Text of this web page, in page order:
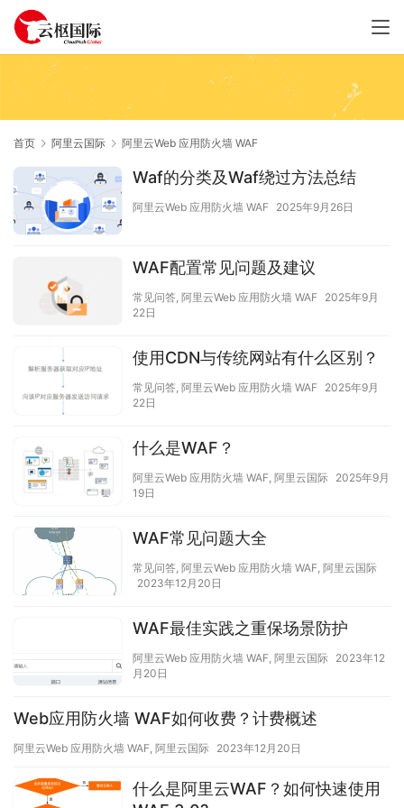
首页 阿里云国际 阿里云Web 应用防火墙 WAF
Waf的分类及Waf绕过方法总结
阿里云Web 应用防火墙 WAF 2025年9月26日
WAF配置常见问题及建议
常见问答, 阿里云Web 应用防火墙 WAF 2025年9月
22日
使用CDN与传统网站有什么区别？
常见问答, 阿里云Web 应用防火墙 WAF 2025年9月
22日
什么是WAF？
阿里云Web 应用防火墙 WAF, 阿里云国际 2025年9月
19日
WAF常见问题大全
常见问答, 阿里云Web 应用防火墙 WAF, 阿里云国际
2023年12月20日
WAF最佳实践之重保场景防护
阿里云Web 应用防火墙 WAF, 阿里云国际 2023年12
月20日
Web应用防火墙 WAF如何收费？计费概述
阿里云Web 应用防火墙 WAF, 阿里云国际 2023年12月20日
什么是阿里云WAF？如何快速使用